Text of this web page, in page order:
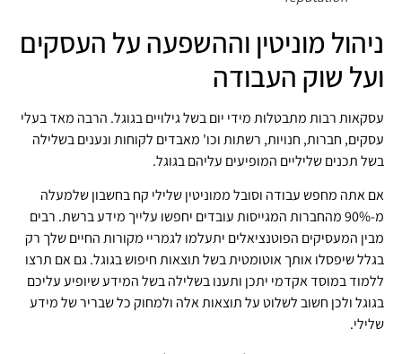
ניהול מוניטין וההשפעה על העסקים
ועל שוק העבודה
עסקאות רבות מתבטלות מידי יום בשל גילויים בגוגל. הרבה מאד בעלי
עסקים, חברות, חנויות, רשתות וכו' מאבדים לקוחות ונענים בשלילה
בשל תכנים שליליים המופיעים עליהם בגוגל.
אם אתה מחפש עבודה וסובל ממוניטין שלילי קח בחשבון שלמעלה
מ-90% מהחברות המגייסות עובדים יחפשו עלייך מידע ברשת. רבים
מבין המעסיקים הפוטנציאלים יתעלמו לגמריי מקורות החיים שלך רק
בגלל שיפסלו אותך אוטומטית בשל תוצאות חיפוש בגוגל. גם אם תרצו
ללמוד במוסד אקדמי יתכן ותענו בשלילה בשל המידע שיופיע עליכם
בגוגל ולכן חשוב לשלוט על תוצאות אלה ולמחוק כל שבריר של מידע
שלילי.